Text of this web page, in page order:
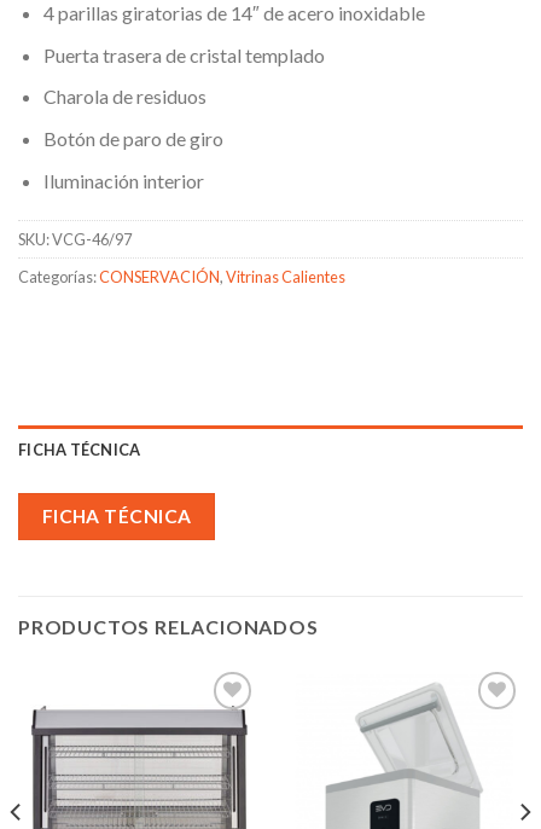
4 parillas giratorias de 14″ de acero inoxidable
Puerta trasera de cristal templado
Charola de residuos
Botón de paro de giro
Iluminación interior
SKU:VCG-46/97
Categorías:CONSERVACIÓN,Vitrinas Calientes
FICHA TÉCNICA
FICHA TÉCNICA
PRODUCTOS RELACIONADOS
a la
lista de
deseos
Añadir
a la
lista de